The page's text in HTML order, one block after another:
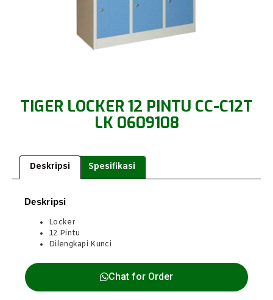
TIGER LOCKER 12 PINTU CC-C12T
LK 0609108
Deskripsi Spesifikasi
Deskripsi
Locker
12 Pintu
Dilengkapi Kunci
Chat for Order